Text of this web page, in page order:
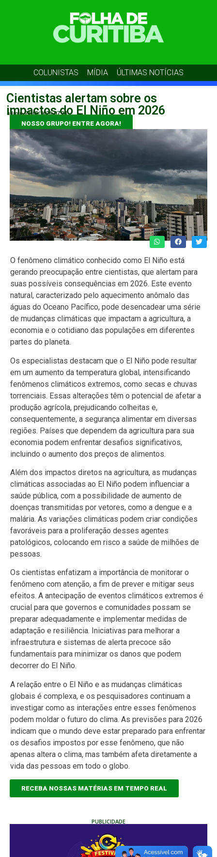
COLUNISTAS MÍDIA ÚLTIMAS NOTÍCIAS
Cientistas alertam sobre os
impactos do El Niño em 2026
admin 23/05/2026 07:24
NOSSO GRUPO! ENTRE AGORA!
O fenômeno climático conhecido como El Niño está
gerando preocupação entre cientistas, que alertam para
suas possíveis consequências em 2026. Este evento
natural, caracterizado pelo aquecimento anômalo das
águas do Oceano Pacífico, pode desencadear uma série
de mudanças climáticas que impactam a agricultura, a
economia e o cotidiano das populações em diferentes
partes do planeta.
Os especialistas destacam que o El Niño pode resultar
em um aumento da temperatura global, intensificando
fenômenos climáticos extremos, como secas e chuvas
torrenciais. Essas alterações têm o potencial de afetar a
produção agrícola, prejudicando colheitas e,
consequentemente, a segurança alimentar em diversas
regiões. Países que dependem da agricultura para sua
economia podem enfrentar desafios significativos,
incluindo o aumento dos preços de alimentos.
Além dos impactos diretos na agricultura, as mudanças
climáticas associadas ao El Niño podem influenciar a
saúde pública, com a possibilidade de aumento de
doenças transmitidas por vetores, como a dengue e a
malária. As variações climáticas podem criar condições
favoráveis para a proliferação desses agentes
patológicos, colocando em risco a saúde de milhões de
pessoas.
Os cientistas enfatizam a importância de monitorar o
fenômeno com atenção, a fim de prever e mitigar seus
efeitos. A antecipação de eventos climáticos extremos é
crucial para que governos e comunidades possam se
preparar adequadamente e implementar medidas de
adaptação e resiliência. Iniciativas para melhorar a
infraestrutura e sistemas de alerta precoce são
fundamentais para minimizar os danos que podem
decorrer do El Niño.
A relação entre o El Niño e as mudanças climáticas
globais é complexa, e os pesquisadores continuam a
investigar como as interações entre esses fenômenos
podem moldar o futuro do clima. As previsões para 2026
indicam que o mundo deve estar preparado para enfrentar
os desafios impostos por esse fenômeno, que não
apenas altera o clima, mas também afeta diretamente a
vida das pessoas em todo o globo.
RECEBA NOSSAS MATÉRIAS EM TEMPO REAL
PUBLICIDADE